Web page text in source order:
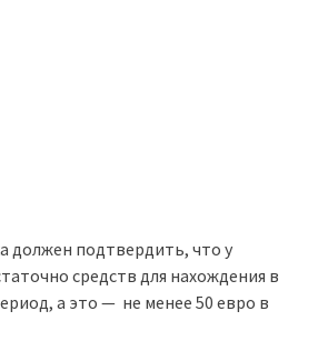
должен подтвердить, что у
средств для нахождения в
а это — не менее 50 евро в